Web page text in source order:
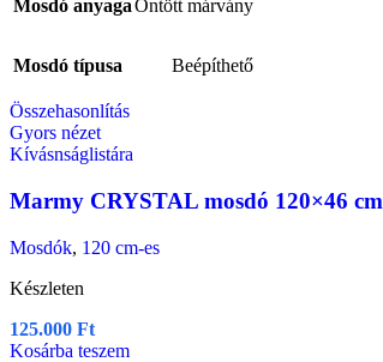
Mosdó anyagaÖntött márvány
Mosdó típusa Beépíthető
Összehasonlítás
Gyors nézet
Kívásnságlistára
Marmy CRYSTAL mosdó 120×46 cm
Mosdók, 120 cm-es
Készleten
125.000 Ft
Kosárba teszem